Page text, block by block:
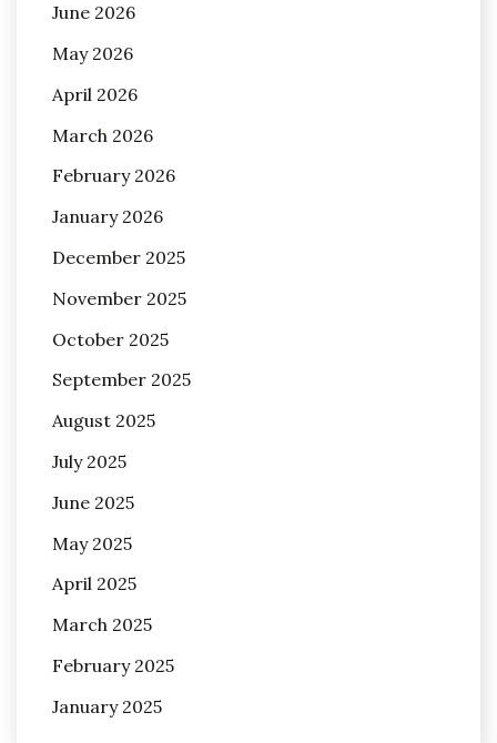
June 2026
May 2026
April 2026
March 2026
February 2026
January 2026
December 2025
November 2025
October 2025
September 2025
August 2025
July 2025
June 2025
May 2025
April 2025
March 2025
February 2025
January 2025